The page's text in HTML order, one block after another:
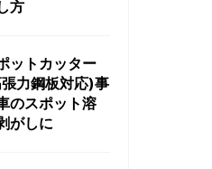
方
ットカッター
力鋼板対応)事
のスポット溶
がしに